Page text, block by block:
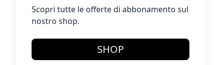
Scopri tutte le offerte di abbonamento sul
nostro shop.
SHOP